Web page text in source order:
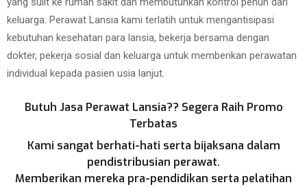
keluarga. Perawat Lansia kami terlatih untuk mengantisipasi
kebutuhan kesehatan para lansia, bekerja bersama dengan
dokter, pekerja sosial dan keluarga untuk memberikan perawatan
individual kepada pasien usia lanjut.
Butuh Jasa Perawat Lansia?? Segera Raih Promo
Terbatas
Kami sangat berhati-hati serta bijaksana dalam
pendistribusian perawat.
Memberikan mereka pra-pendidikan serta pelatihan